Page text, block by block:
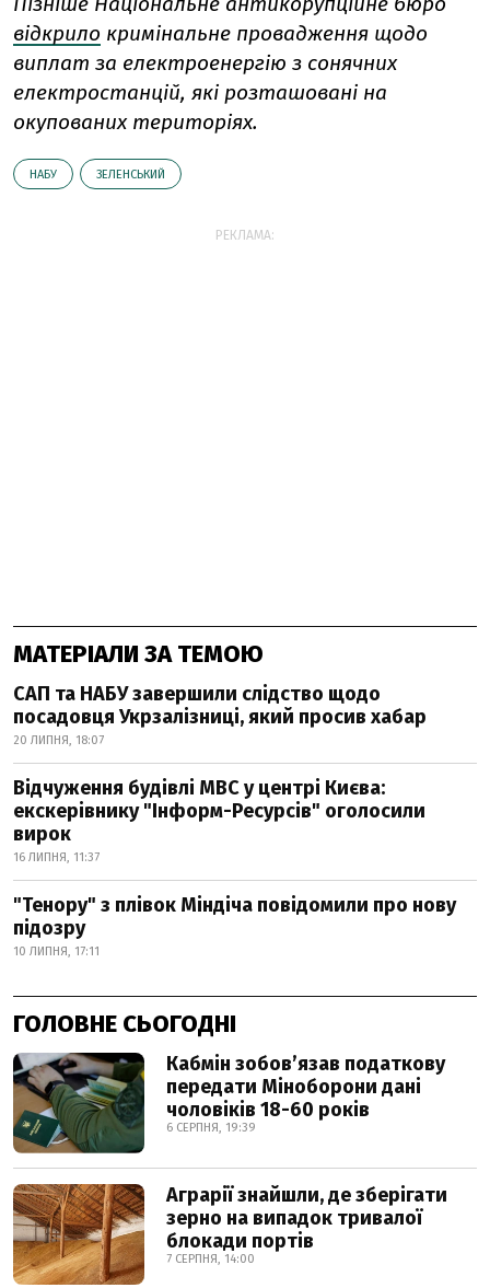
відкрило кримінальне провадження щодо
виплат за електроенергію з сонячних
електростанцій, які розташовані на
окупованих територіях.
НАБУ ЗЕЛЕНСЬКИЙ
РЕКЛАМА:
МАТЕРІАЛИ ЗА ТЕМОЮ
САП та НАБУ завершили слідство щодо
посадовця Укрзалізниці, який просив хабар
20 ЛИПНЯ, 18:07
Відчуження будівлі МВС у центрі Києва:
екскерівнику "Інформ-Ресурсів" оголосили
вирок
16 ЛИПНЯ, 11:37
"Тенору" з плівок Міндіча повідомили про нову
підозру
10 ЛИПНЯ, 17:11
ГОЛОВНЕ СЬОГОДНІ
Кабмін зобовʼязав податкову
передати Міноборони дані
чоловіків 18-60 років
6 СЕРПНЯ, 19:39
Аграрії знайшли, де зберігати
зерно на випадок тривалої
блокади портів
7 СЕРПНЯ, 14:00